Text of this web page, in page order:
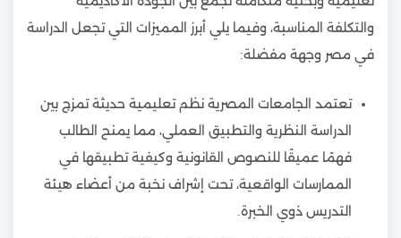
والتكلفة المناسبة، وفيما يلي أبرز المميزات التي تجعل الدراسة
في مصر وجهة مفضلة:
تعتمد الجامعات المصرية نظم تعليمية حديثة تمزج بين
الدراسة النظرية والتطبيق العملي، مما يمنح الطالب
فهمًا عميقًا للنصوص القانونية وكيفية تطبيقها في
الممارسات الواقعية، تحت إشراف نخبة من أعضاء هيئة
التدريس ذوي الخبرة.